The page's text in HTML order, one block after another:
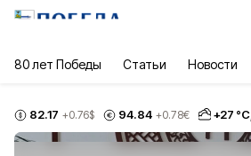
80 лет Победы Статьи Новости
82.17 +0.76$ 94.84 +0.78€ +27 °С,